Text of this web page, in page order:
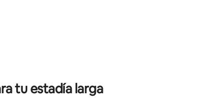
tu estadía larga